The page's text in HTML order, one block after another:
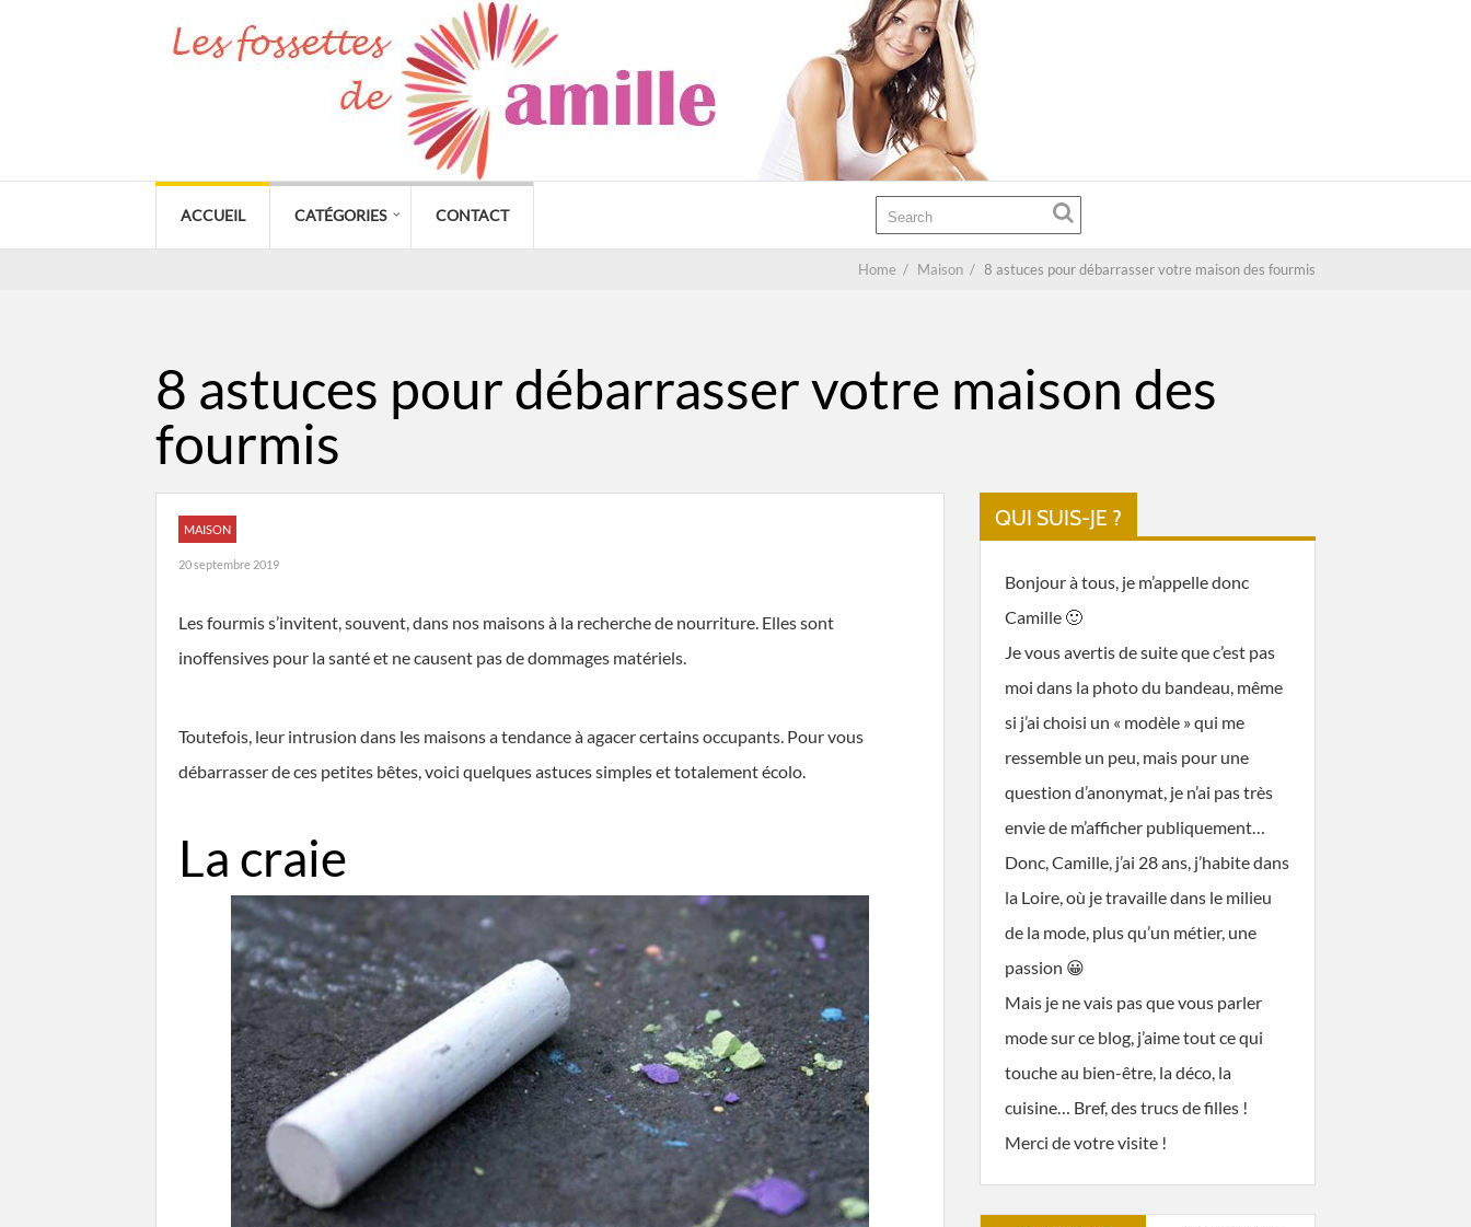
ACCUEIL CATÉGORIES CONTACT
Home / Maison / 8 astuces pour débarrasser votre maison des fourmis
8 astuces pour débarrasser votre maison des
fourmis
MAISON
20 septembre 2019
Les fourmis s’invitent, souvent, dans nos maisons à la recherche de nourriture. Elles sont
inoffensives pour la santé et ne causent pas de dommages matériels.
Toutefois, leur intrusion dans les maisons a tendance à agacer certains occupants. Pour vous
débarrasser de ces petites bêtes, voici quelques astuces simples et totalement écolo.
La craie
QUI SUIS-JE ?
Bonjour à tous, je m’appelle donc
Camille 🙂
Je vous avertis de suite que c’est pas
moi dans la photo du bandeau, même
si j’ai choisi un « modèle » qui me
ressemble un peu, mais pour une
question d’anonymat, je n’ai pas très
envie de m’afficher publiquement…
Donc, Camille, j’ai 28 ans, j’habite dans
la Loire, où je travaille dans le milieu
de la mode, plus qu’un métier, une
passion 😀
Mais je ne vais pas que vous parler
mode sur ce blog, j’aime tout ce qui
touche au bien-être, la déco, la
cuisine… Bref, des trucs de filles !
Merci de votre visite !